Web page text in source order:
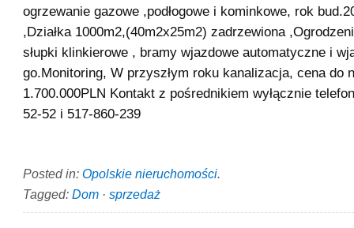
ogrzewanie gazowe ,podłogowe i kominkowe, rok
,Działka 1000m2,(40m2x25m2) zadrzewiona
słupki klinkierowe , bramy wjazdowe automatyczne i
go.Monitoring, W przyszłym roku kanalizacja, cena do
1.700.000PLN Kontakt z pośrednikiem wyłącznie
52-52 i 517-860-239
Posted in: Opolskie nieruchomości.
Tagged: Dom · sprzedaż